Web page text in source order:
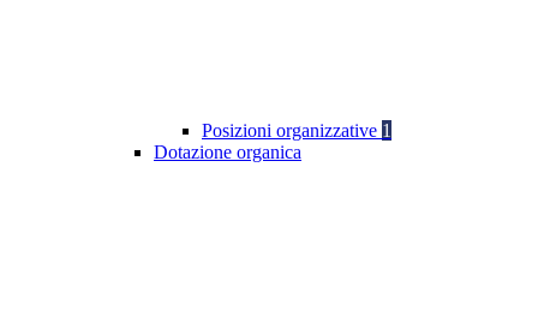
Posizioni organizzative 1
Dotazione organica